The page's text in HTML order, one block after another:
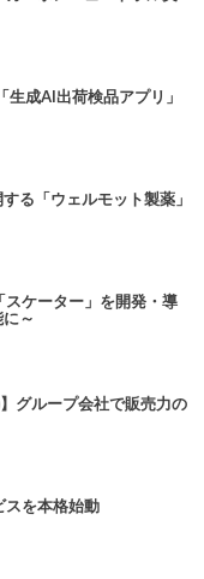
成AI出荷検品アプリ」
る「ウェルモット製薬」
ケーター」を開発・導
～
グループ会社で販売力の
スを本格始動